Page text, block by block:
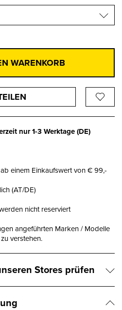
WARENKORB
nur1-3 Werktage(DE)
einem Einkaufswert von € 99,-
(AT/DE)
nicht reserviert
angeführten Marken / Modelle
verstehen.
Stores prüfen